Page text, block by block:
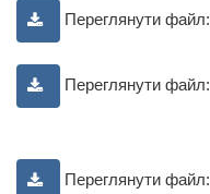
Переглянути файл:
Переглянути файл:
Переглянути файл: